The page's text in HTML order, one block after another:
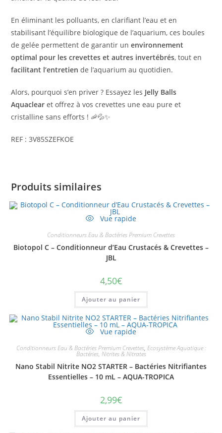
En éliminant les polluants, en clarifiant l’eau et en
stabilisant l’équilibre biologique de l’aquarium, ces boules
de gelée permettent de garantir unenvironnement
optimal pour les crevettes et autres invertébrés, tout en
facilitant l’entretien de l’aquarium au quotidien.
Alors, pourquoi s’en priver ? Essayez les Jelly Balls
Aquaclear et offrez à vos crevettes une eau pure et
cristalline sans efforts ! 🦐💦✨
REF : 3V85SZEFKOE
Produits similaires
Vue rapide
Conditionneurs Eau & Bactéries Premium Crevettes
Biotopol C – Conditionneur d’Eau Crustacés & Crevettes –
JBL
4,50€
Ajouter au panier
Vue rapide
Conditionneurs Eau & Bactéries Premium Crevettes, Ecosystème Aquatique :
Bactéries, Nitrites & Nitrates
Nano Stabil Nitrite NO2 STARTER – Bactéries Nitrifiantes
Essentielles – 10 mL – AQUA-TROPICA
2,99€
Ajouter au panier